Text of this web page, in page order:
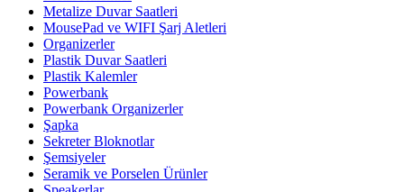
Metalize Duvar Saatleri
MousePad ve WIFI Şarj Aletleri
Organizerler
Plastik Duvar Saatleri
Plastik Kalemler
Powerbank
Powerbank Organizerler
Şapka
Sekreter Bloknotlar
Şemsiyeler
Seramik ve Porselen Ürünler